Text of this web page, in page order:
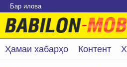
Бар илова
Ҳамаи хабарҳо Контент